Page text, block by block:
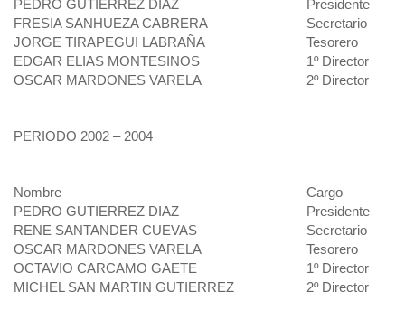
PEDRO GUTIERREZ DIAZ
Presidente
FRESIA SANHUEZA CABRERA
Secretario
JORGE TIRAPEGUI LABRAÑA
Tesorero
EDGAR ELIAS MONTESINOS
1º Director
OSCAR MARDONES VARELA
2º Director
PERIODO 2002 – 2004
Nombre
Cargo
PEDRO GUTIERREZ DIAZ
Presidente
RENE SANTANDER CUEVAS
Secretario
OSCAR MARDONES VARELA
Tesorero
OCTAVIO CARCAMO GAETE
1º Director
MICHEL SAN MARTIN GUTIERREZ
2º Director